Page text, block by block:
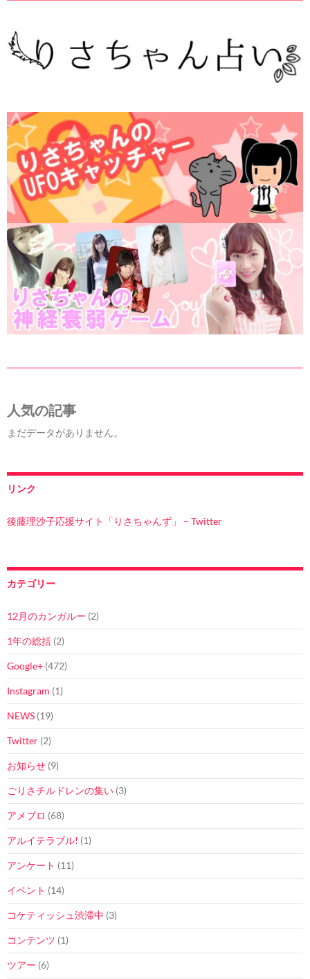
人気の記事
まだデータがありません。
リンク
後藤理沙子応援サイト「りさちゃんず」 – Twitter
カテゴリー
12月のカンガルー (2)
1年の総括 (2)
Google+ (472)
Instagram (1)
NEWS (19)
Twitter (2)
お知らせ (9)
ごりさチルドレンの集い (3)
アメブロ (68)
アルイテラブル! (1)
アンケート (11)
イベント (14)
コケティッシュ渋滞中 (3)
コンテンツ (1)
ツアー (6)